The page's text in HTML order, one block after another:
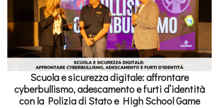
Scuola e sicurezza digitale: affrontare
cyberbullismo, adescamento e furti d’identità
con la Polizia di Stato e High School Game